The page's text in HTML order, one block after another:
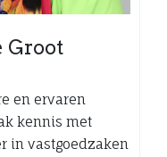
Groot
en ervaren
kennis met
in vastgoedzaken